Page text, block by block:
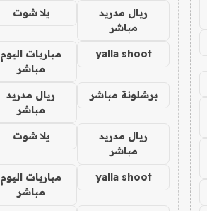
ريال مدريد
مباشر
يلا شوت
yalla shoot
مباريات اليوم
مباشر
برشلونة مباشر
ريال مدريد
مباشر
ريال مدريد
مباشر
يلا شوت
yalla shoot
مباريات اليوم
مباشر